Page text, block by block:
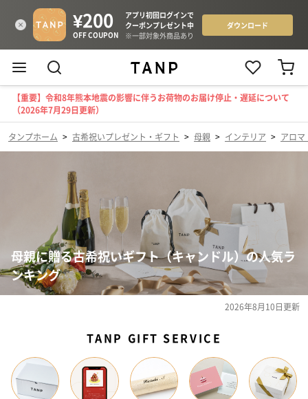
【重要】令和8年熊本地震の影響に伴うお荷物のお届け停止・遅延について
（2026年7月29日更新）
タンプホーム > 古希祝いプレゼント・ギフト > 母親 > インテリア > アロマ
母親に贈る古希祝いギフト（キャンドル）の人気ラ
ンキング
2026年8月10日更新
TANP GIFT SERVICE